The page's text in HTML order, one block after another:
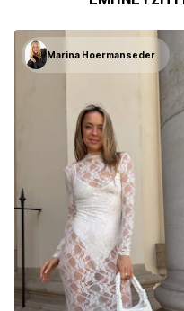
Marina Hoermanseder